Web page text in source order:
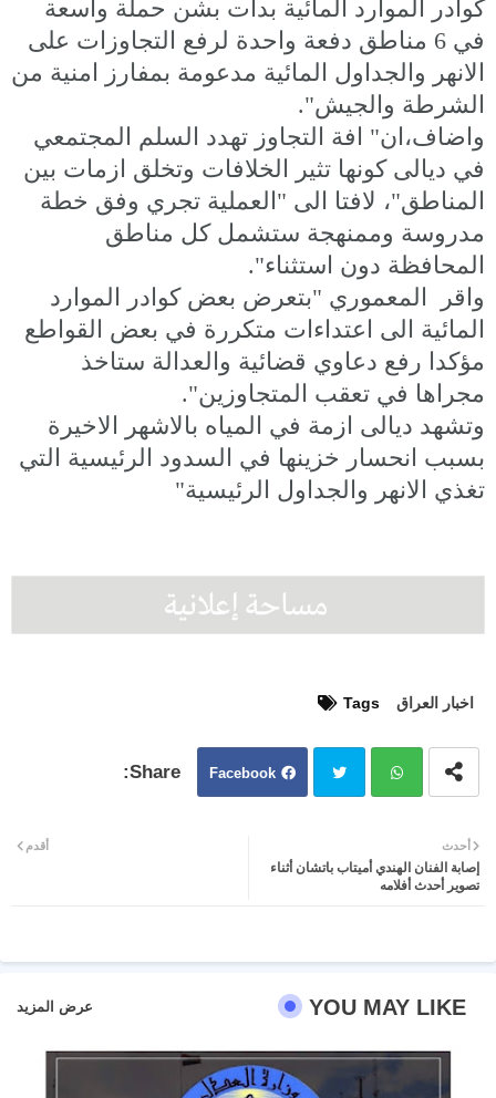
كوادر الموارد المائية بدأت بشن حملة واسعة
في 6 مناطق دفعة واحدة لرفع التجاوزات على
الانهر والجداول المائية مدعومة بمفارز امنية من
الشرطة والجيش".
واضاف،ان" افة التجاوز تهدد السلم المجتمعي
في ديالى كونها تثير الخلافات وتخلق ازمات بين
المناطق"، لافتا الى "العملية تجري وفق خطة
مدروسة وممنهجة ستشمل كل مناطق
المحافظة دون استثناء".
واقر المعموري "بتعرض بعض كوادر الموارد
المائية الى اعتداءات متكررة في بعض القواطع
مؤكدا رفع دعاوي قضائية والعدالة ستاخذ
مجراها في تعقب المتجاوزين".
وتشهد ديالى ازمة في المياه بالاشهر الاخيرة
بسبب انحسار خزينها في السدود الرئيسية التي
تغذي الانهر والجداول الرئيسية"
Tags اخبار العراق
Facebook
ter atsa
أحدث
إصابة الفنان الهندي أميتاب باتشان أثناء
تصوير أحدث أفلامه
أقدم
YOU MAY LIKE عرض المزيد